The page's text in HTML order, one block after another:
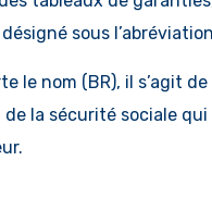
sous
le nom (BR), il s’agit
de la sécurité sociale